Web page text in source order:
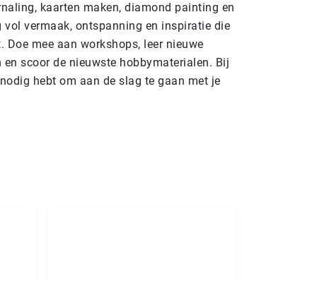
kaarten maken, diamond painting en
vol vermaak, ontspanning en inspiratie die
mee aan workshops, leer nieuwe
scoor de nieuwste hobbymaterialen. Bij
hebt om aan de slag te gaan met je